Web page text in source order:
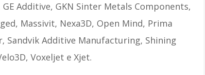
Additive, GKN Sinter Metals Components,
Massivit, Nexa3D, Open Mind, Prima
Sandvik Additive Manufacturing, Shining
Voxeljet e Xjet.